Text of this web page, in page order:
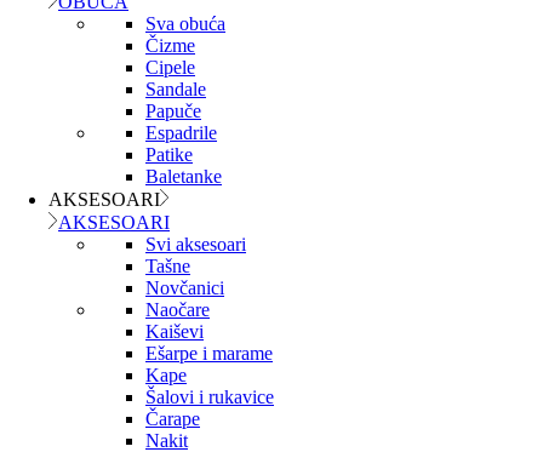
Sva obuća
Čizme
Cipele
Sandale
Papuče
Espadrile
Patike
Baletanke
AKSESOARI
AKSESOARI
Svi aksesoari
Tašne
Novčanici
Naočare
Kaiševi
Ešarpe i marame
Kape
Šalovi i rukavice
Čarape
Nakit